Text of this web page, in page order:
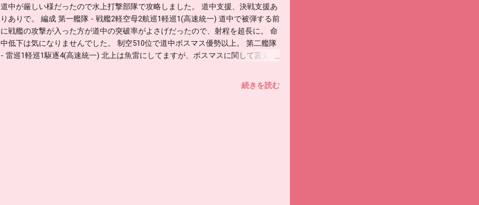
道中が厳しい様だったので水上打撃部隊で攻略しました。 道中支援、決戦支援あ
りありで。 編成 第一艦隊 - 戦艦2軽空母2航巡1軽巡1(高速統一) 道中で被弾する前
に戦艦の攻撃が入った方が道中の突破率がよさげだったので、射程を超長に。 命
中低下は気になりませんでした。 制空510位で道中ボスマス優勢以上。 第二艦隊
- 雷巡1軽巡1駆逐4(高速統一) 北上は魚雷にしてますが、ボスマスに関して言えば
備要因が必要みたいなので、対地装備できる艦娘を2隻程。 やった感じだと1隻で
も十分かも。 基地航空隊 ボスマス行動半径3。 陸攻4 お疲れさまでした まだ新艦
続きを読む